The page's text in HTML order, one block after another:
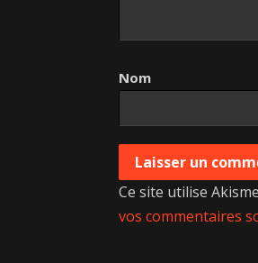
Nom
Ce site utilise
vos commentaires